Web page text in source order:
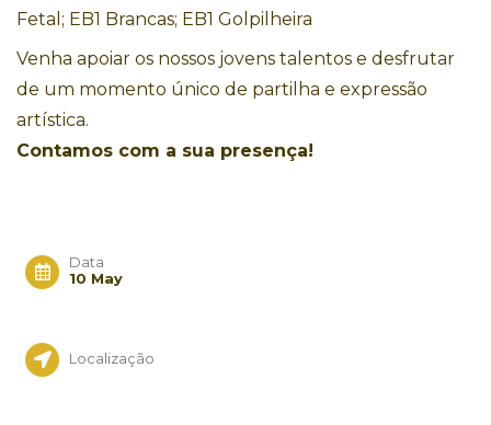
Fetal; EB1 Brancas; EB1 Golpilheira
Venha apoiar os nossos jovens talentos e desfrutar
de um momento único de partilha e expressão
artística.
Contamos com a sua presença!
Data
10 May
Localização